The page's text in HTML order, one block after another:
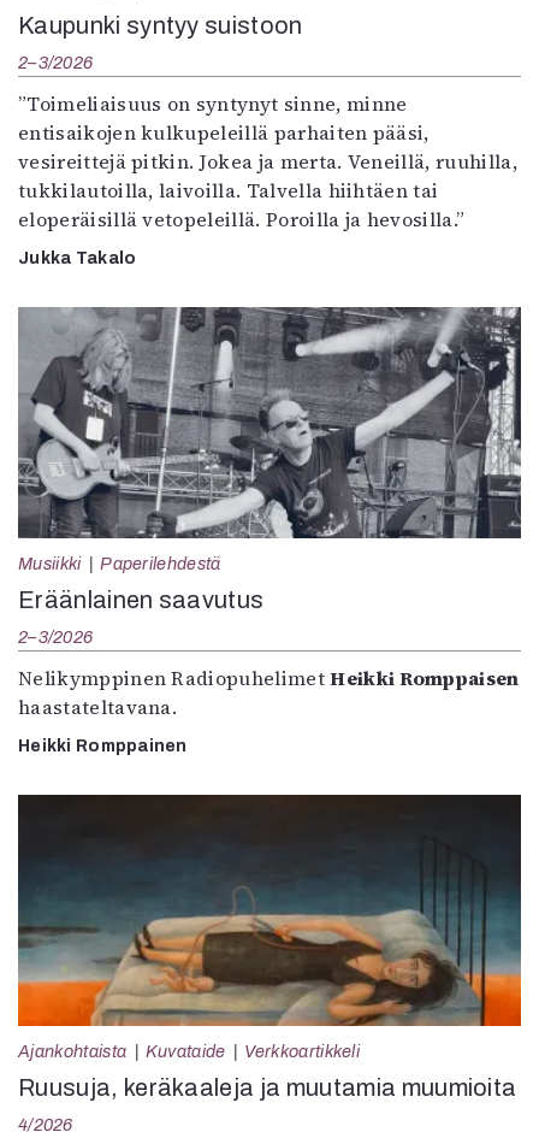
Kaupunki syntyy suistoon
2–3/2026
”Toimeliaisuus on syntynyt sinne, minne
entisaikojen kulkupeleillä parhaiten pääsi,
vesireittejä pitkin. Jokea ja merta. Veneillä, ruuhilla,
tukkilautoilla, laivoilla. Talvella hiihtäen tai
eloperäisillä vetopeleillä. Poroilla ja hevosilla.”
Jukka Takalo
Musiikki Paperilehdestä
Eräänlainen saavutus
2–3/2026
Nelikymppinen RadiopuhelimetHeikki Romppaisen
haastateltavana.
Heikki Romppainen
Ajankohtaista Kuvataide Verkkoartikkeli
Ruusuja, keräkaaleja ja muutamia muumioita
4/2026